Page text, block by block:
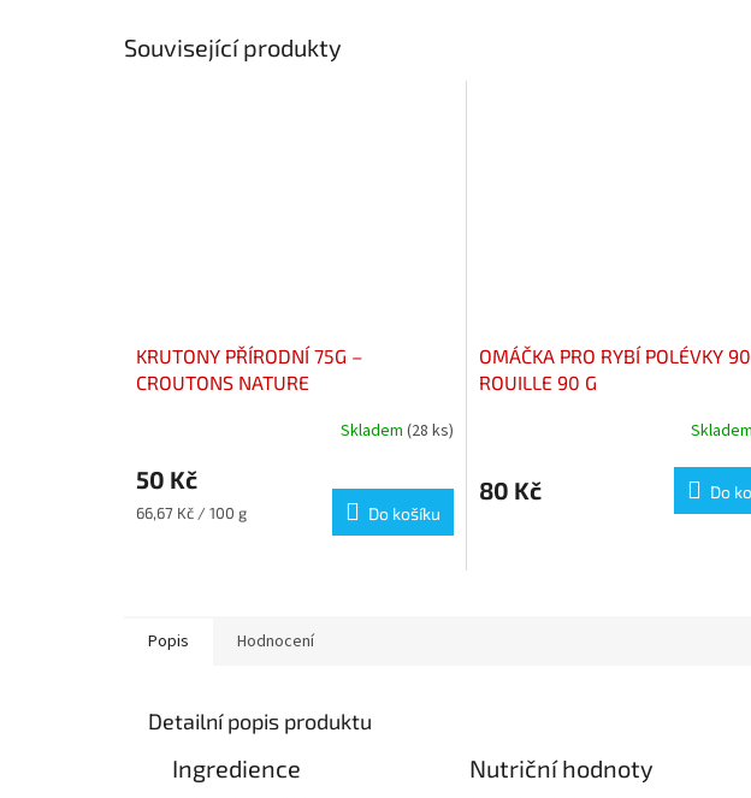
Související produkty
KRUTONY PŘÍRODNÍ 75G –
CROUTONS NATURE
Skladem (28 ks)
50 Kč
Měrná
66,67 Kč / 100 g Do košíku
OMÁČKA PRO RYBÍ POLÉVKY
ROUILLE 90 G
Skladem
80 Kč Do
Popis Hodnocení
Detailní popis produktu
Ingredience Nutriční hodnoty